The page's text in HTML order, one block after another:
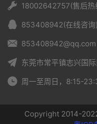
18002642757(售后热
853408942(在线咨询)
853408942@qq.com
东莞市常平镇志兴国
周一至周日，8:15-
Copyright 2014-